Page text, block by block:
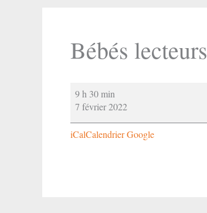
Bébés lecteurs
Bébés
lecteurs
9 h 30 min
7 février 2022
iCalCalendrier Google